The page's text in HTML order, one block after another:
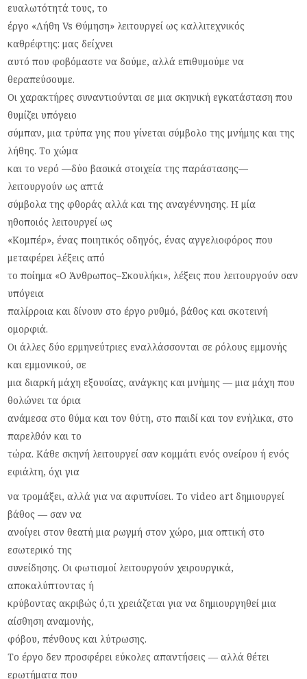
ευαλωτότητά τους, το
έργο «Λήθη Vs Θύμηση» λειτουργεί ως καλλιτεχνικός
καθρέφτης: μας δείχνει
αυτό που φοβόμαστε να δούμε, αλλά επιθυμούμε να
θεραπεύσουμε.
Οι χαρακτήρες συναντιούνται σε μια σκηνική εγκατάσταση που
θυμίζει υπόγειο
σύμπαν, μια τρύπα γης που γίνεται σύμβολο της μνήμης και της
λήθης. Το χώμα
και το νερό —δύο βασικά στοιχεία της παράστασης—
λειτουργούν ως απτά
σύμβολα της φθοράς αλλά και της αναγέννησης. Η μία
ηθοποιός λειτουργεί ως
«Κομπέρ», ένας ποιητικός οδηγός, ένας αγγελιοφόρος που
μεταφέρει λέξεις από
το ποίημα «Ο Άνθρωπος–Σκουλήκι», λέξεις που λειτουργούν σαν
υπόγεια
παλίρροια και δίνουν στο έργο ρυθμό, βάθος και σκοτεινή
ομορφιά.
Οι άλλες δύο ερμηνεύτριες εναλλάσσονται σε ρόλους εμμονής
και εμμονικού, σε
μια διαρκή μάχη εξουσίας, ανάγκης και μνήμης — μια μάχη που
θολώνει τα όρια
ανάμεσα στο θύμα και τον θύτη, στο παιδί και τον ενήλικα, στο
παρελθόν και το
τώρα. Κάθε σκηνή λειτουργεί σαν κομμάτι ενός ονείρου ή ενός
εφιάλτη, όχι για
να τρομάξει, αλλά για να αφυπνίσει. Το video art δημιουργεί
βάθος — σαν να
ανοίγει στον θεατή μια ρωγμή στον χώρο, μια οπτική στο
εσωτερικό της
συνείδησης. Οι φωτισμοί λειτουργούν χειρουργικά,
αποκαλύπτοντας ή
κρύβοντας ακριβώς ό,τι χρειάζεται για να δημιουργηθεί μια
αίσθηση αναμονής,
φόβου, πένθους και λύτρωσης.
Το έργο δεν προσφέρει εύκολες απαντήσεις — αλλά θέτει
ερωτήματα που